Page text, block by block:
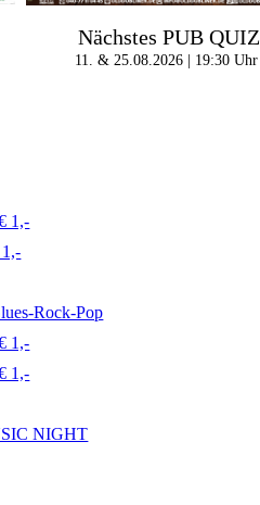
Nächstes PUB QUIZ
11. & 25.08.2026 | 19:30 Uhr
1,-
Rock-Pop
1,-
1,-
NIGHT